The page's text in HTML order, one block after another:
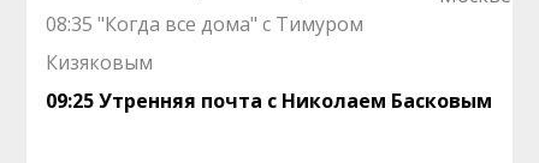
08:35 "Когда все дома" с Тимуром
Кизяковым
09:25 Утренняя почта с Николаем Басковым